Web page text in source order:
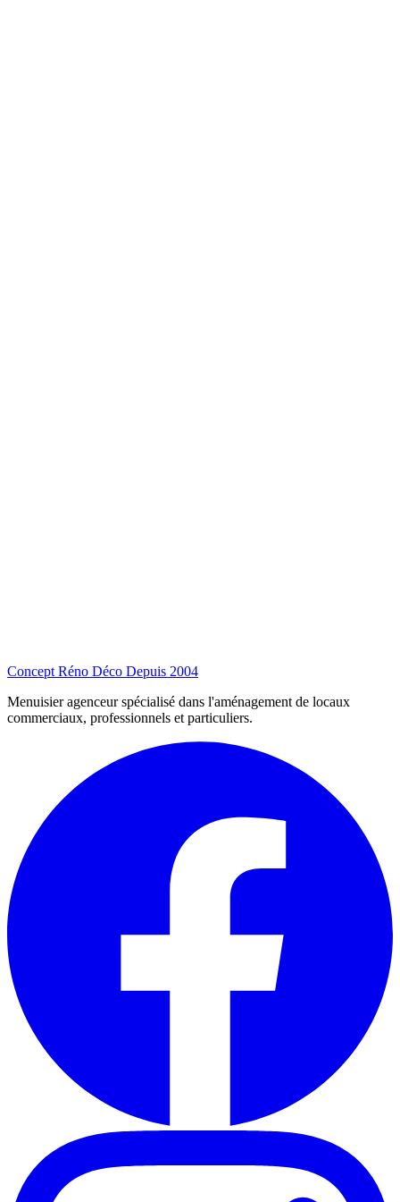
Concept Réno Déco Depuis 2004
Menuisier agenceur spécialisé dans l'aménagement de locaux
commerciaux, professionnels et particuliers.